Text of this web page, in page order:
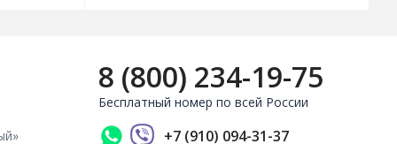
8 (800) 234-19-75
Бесплатный номер по всей России
+7 (910) 094-31-37